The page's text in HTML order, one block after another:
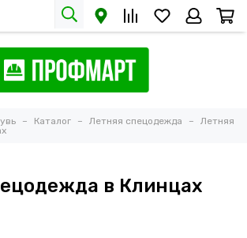
Каталог Летняя спецодежда
Летняя
в Клинцах